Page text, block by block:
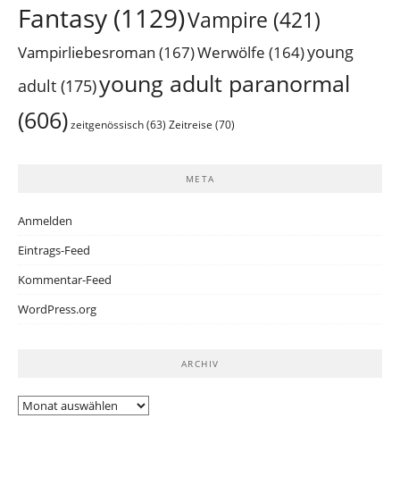
Fantasy (1129)Vampire (421)
Vampirliebesroman (167)Werwölfe (164)young
adult (175)young adult paranormal
(606) zeitgenössisch (63) Zeitreise (70)
META
Anmelden
Eintrags-Feed
Kommentar-Feed
WordPress.org
ARCHIV
Archiv